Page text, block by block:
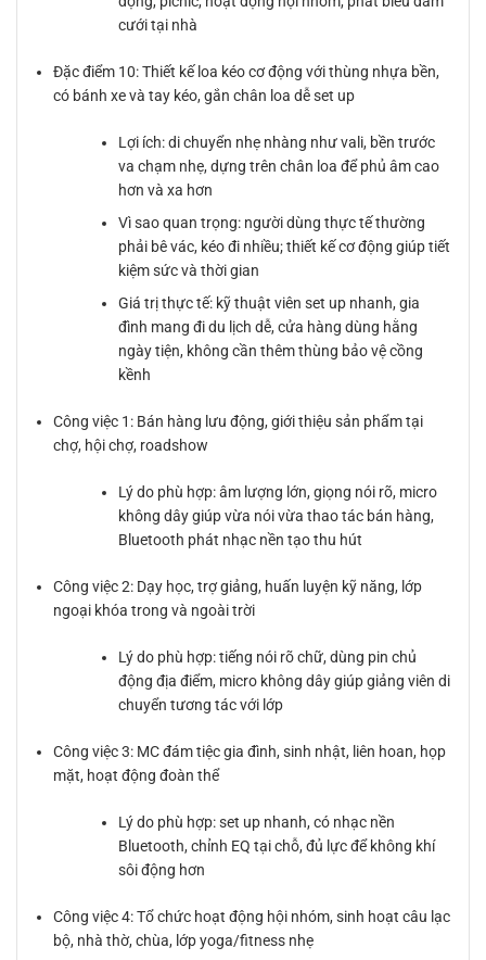
cưới tại nhà
Đặc điểm 10: Thiết kế loa kéo cơ động với thùng nhựa bền,
có bánh xe và tay kéo, gắn chân loa dễ set up
Lợi ích: di chuyển nhẹ nhàng như vali, bền trước
va chạm nhẹ, dựng trên chân loa để phủ âm cao
hơn và xa hơn
Vì sao quan trọng: người dùng thực tế thường
phải bê vác, kéo đi nhiều; thiết kế cơ động giúp tiết
kiệm sức và thời gian
Giá trị thực tế: kỹ thuật viên set up nhanh, gia
đình mang đi du lịch dễ, cửa hàng dùng hằng
ngày tiện, không cần thêm thùng bảo vệ cồng
kềnh
Công việc 1: Bán hàng lưu động, giới thiệu sản phẩm tại
chợ, hội chợ, roadshow
Lý do phù hợp: âm lượng lớn, giọng nói rõ, micro
không dây giúp vừa nói vừa thao tác bán hàng,
Bluetooth phát nhạc nền tạo thu hút
Công việc 2: Dạy học, trợ giảng, huấn luyện kỹ năng, lớp
ngoại khóa trong và ngoài trời
Lý do phù hợp: tiếng nói rõ chữ, dùng pin chủ
động địa điểm, micro không dây giúp giảng viên di
chuyển tương tác với lớp
Công việc 3: MC đám tiệc gia đình, sinh nhật, liên hoan, họp
mặt, hoạt động đoàn thể
Lý do phù hợp: set up nhanh, có nhạc nền
Bluetooth, chỉnh EQ tại chỗ, đủ lực để không khí
sôi động hơn
Công việc 4: Tổ chức hoạt động hội nhóm, sinh hoạt câu lạc
bộ, nhà thờ, chùa, lớp yoga/fitness nhẹ